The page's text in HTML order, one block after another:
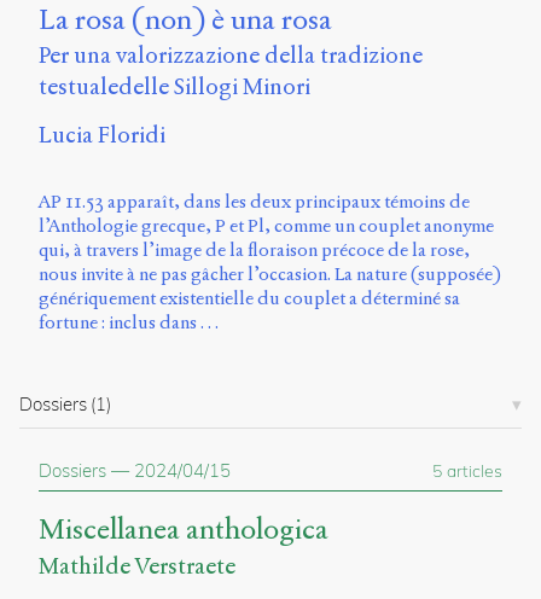
150
Pl.
Le
Moyne
Longueuil
J4K
0B7
Canada
ISSN
2104-
3272
public
v.
(2020/03)
Typographies
Jannon
La rosa (non) è una rosa
Per una valorizzazione della tradizione
testualedelle Sillogi Minori
Lucia Floridi
AP 11.53 apparaît, dans les deux principaux témoins de
l’Anthologie grecque, P et Pl, comme un couplet anonyme
qui, à travers l’image de la floraison précoce de la rose,
nous invite à ne pas gâcher l’occasion. La nature (supposée)
génériquement existentielle du couplet a déterminé sa
fortune : inclus dans …
Dossiers (1)
Dossiers — 2024/04/15 5 articles
Miscellanea anthologica
Mathilde Verstraete